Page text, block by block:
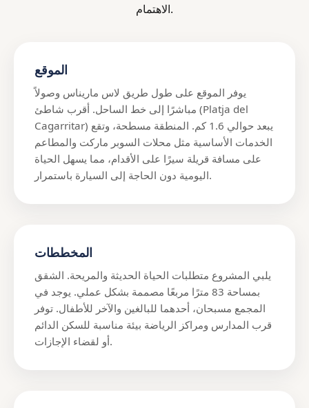
الاهتمام.
الموقع
يوفر الموقع على طول طريق لاس ماريناس وصولاً
مباشرًا إلى خط الساحل. أقرب شاطئ (Platja del
Cagarritar) يبعد حوالي 1.6 كم. المنطقة مسطحة، وتقع
الخدمات الأساسية مثل محلات السوبر ماركت والمطاعم
على مسافة قريلة سيرًا على الأقدام، مما يسهل الحياة
اليومية دون الحاجة إلى السيارة باستمرار.
المخططات
يلبي المشروع متطلبات الحياة الحديثة والمريحة. الشقق
بمساحة 83 مترًا مربعًا مصممة بشكل عملي. يوجد في
المجمع مسبحان، أحدهما للبالغين والآخر للأطفال. توفر
قرب المدارس ومراكز الرياضة بيئة مناسبة للسكن الدائم
أو لقضاء الإجازات.